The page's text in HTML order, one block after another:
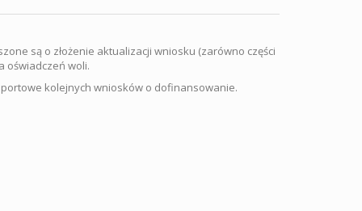
są o złożenie aktualizacji wniosku (zarówno części
oświadczeń woli.
kolejnych wniosków o dofinansowanie.